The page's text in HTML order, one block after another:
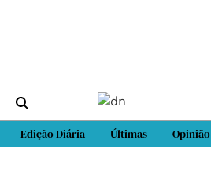
Edição Diária Últimas Opinião